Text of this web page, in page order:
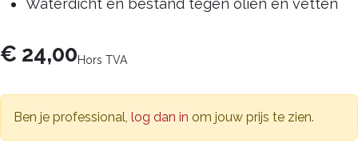
Waterdicht en bestand tegen oliën en vetten
€ 24,00Hors TVA
Ben je professional, log dan in om jouw prijs te zien.